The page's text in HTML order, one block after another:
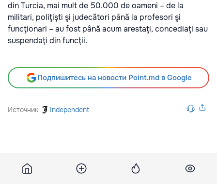
din Turcia, mai mult de 50.000 de oameni – de la
militari, poliţişti şi judecători până la profesori şi
funcţionari – au fost până acum arestaţi, concediaţi sau
suspendaţi din funcţii.
Подпишитесь на новости Point.md в Google
Источник Independent